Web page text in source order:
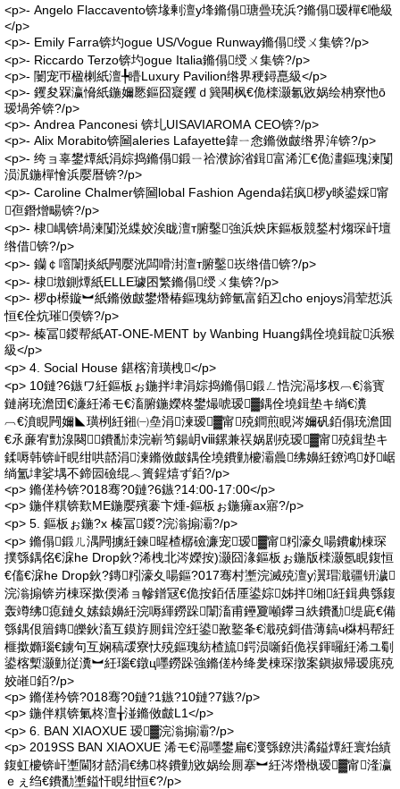
<p>- Angelo Flaccavento锛堟剰澶у埄鏅傝瑭曡珫浜?鏅傝瑷樿€咃級
</p>
<p>- Emily Farra锛圴ogue US/Vogue Runway鏅傝绶ㄨ集锛?/p>
<p>- Riccardo Terzo锛圴ogue Italia鏅傝绶ㄨ集锛?/p>
<p>- 闄宠帀楹楋紙澶╄矒Luxury Pavilion绺界稉鐞嗭級</p>
<p>- 钁夋槑瀛愶紙鍦嬭憠鏂囧寲钁ｄ簨闀枫€佹檪灏氱敓娲绘柟寮忚ō
瑷堝斧锛?/p>
<p>- Andrea Panconesi 锛圠UISAVIAROMA CEO锛?/p>
<p>- Alix Morabito锛圙aleries Lafayette鍏ㄧ悆鏅傚皻绺界洠锛?/p>
<p>- 绔ョ辜鐢燂紙涓婃捣鏅傝鍛ㄧ祫濮旀渻鍓富浠汇€佹澅鏂瑰湅闅
涢泦鍦樿懀浜嬮暦锛?/p>
<p>- Caroline Chalmer锛圙lobal Fashion Agenda鍩疯椤у晱鍙婇甯
亱鐕熷畼锛?/p>
<p>- 棣嵎锛堝湅闅涚緤姣涘眬澶т腑鑿強浜炴床鏂板競鍫村煼琛屽壇
绺借锛?/p>
<p>- 钄￠噾闈掞紙闁嬮洸闆嗗湗澶т腑鑿崁绺借锛?/p>
<p>- 棣墽鍘燂紙ELLE璩囨繁鏅傝绶ㄨ集锛?/p>
<p>- 椤ф櫒鏇︼紙鏅傚皻鐢熸椿鏂瑰紡鍗氫富銆丒cho enjoys涓荤悊浜
恒€佺炕璀偄锛?/p>
<p>- 榛冨鍐帮紙AT-ONE-MENT by Wanbing Huang鍝佺墝鍓靛浜猴
級</p>
<p> 4. Social House 鍖楁湇璜栧</p>
<p> 10鏈?6鏃ワ紝鏂板ぉ鍦拌垏涓婃捣鏅傝鍛ㄥ悎浣滆垑杈︹€滃寳
鏈嶈珫澹団€濓紝浠モ€滀腑鍦嬫柊鐢熶唬瑷▓鍝佺墝鍓垫キ绱€瀵
︹€濆睍闁嬭◣璜栵紝鎺㈠皨涓湅瑷▓甯殑鐧煎睍涔嬭矾銆傝珫澹囬
€氶亷宥勯湶闋鐨勫洓浣嶄笉鍚岄ⅷ鏍兼祦娲剧殑瑷▓甯殑鍓垫キ
鍒嗕韩锛屽睍绀哄嚭涓湅鏅傚皻鍝佺墝鐨勭櫦灞曟绋嬶紝鐐鸿妤崌
绱氳垏娑堣不鍗囩礆绲︿簣鍟熺ず銆?/p>
<p> 鏅傞枔锛?018骞?0鏈?6鏃?14:00-17:00</p>
<p> 鍦伴粸锛歎ME鍦嬮殯褰卞煄-鏂板ぉ鍦癕ax寤?/p>
<p> 5. 鏂板ぉ鍦?x 榛冨鍐?浣滃搧灞?/p>
<p> 鏅傝鍛ㄦ湡闁擄紝鍊暒楂樼礆濂宠瑷▓甯粌濠夊啺鐨勮棟琛
撲綔鍝佲€淭he Drop鈥?浠栧北涔嬫按)灏囧湪鏂板ぉ鍦版檪灏氬睍鍑恒
€傗€淭he Drop鈥?鏄粌濠夊啺鏂?017骞村壍浣滅殑澶у瀷瑁濈疆钘濊
浣滃搧锛岃棟琛撳偄浠ョ幓鐠冦€佹按銆佸厜鍙婃姊拌缃紝鍓典綔鍑
轰竴绋瘜鏈夊嫊鎱嬶紝浣嗕緷鐒跺闈滀甫鑸夐噸鑻ヨ紩鐨勫缇庛€備
綔鍝佷篃鏄皪鈥滀互鏌斿厠鍓涳紝鍙敾鐜夆€濈殑鎶借薄鎬ч棥杩帮紝
榧撳嫷瑙€鐪句互娴稿叆寮忕殑鏂瑰紡楂旈鍔涢噺銆佹祦鍕曪紝浠ユ劅
鍙楁槧灏勭従瀵︼紝瑙€鐓ц嚜鐒跺強鏅傞枔绛夎棟琛撴案鎭掓帰瑷庣殑
姣嶉銆?/p>
<p> 鏅傞枔锛?018骞?0鏈?1鏃?10鏈?7鏃?/p>
<p> 鍦伴粸锛氭柊澶╁湴鏅傚皻L1</p>
<p> 6. BAN XIAOXUE 瑷▓浣滃搧灞?/p>
<p> 2019SS BAN XIAOXUE 浠モ€滆嚜鐢扁€濅綔鐐洪潏鎰燂紝寰炲績
鍑虹櫦锛屽壍閫犲嚭涓€绋柊鐨勭敓娲绘厠搴︼紝涔熸槸瑷▓甯湰瀛
ｅぇ绉€鐨勫壍鎰忓睍绀恒€?/p>